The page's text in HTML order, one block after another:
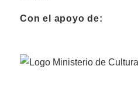
Con el apoyo de: